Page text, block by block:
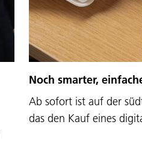
Noch smarter,
Ab sofort ist auf der
das den Kauf eines